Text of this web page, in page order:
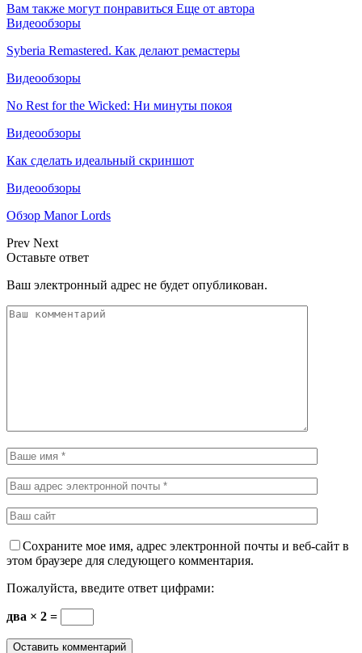
Вам также могут понравиться Еще от автора
Видеообзоры
Syberia Remastered. Как делают ремастеры
Видеообзоры
No Rest for the Wicked: Ни минуты покоя
Видеообзоры
Как сделать идеальный скриншот
Видеообзоры
Обзор Manor Lords
Prev Next
Оставьте ответ
Ваш электронный адрес не будет опубликован.
Сохраните мое имя, адрес электронной почты и веб-сайт в
этом браузере для следующего комментария.
Пожалуйста, введите ответ цифрами:
два × 2 =